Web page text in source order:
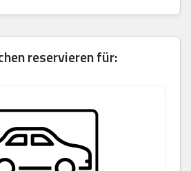
reservieren für: